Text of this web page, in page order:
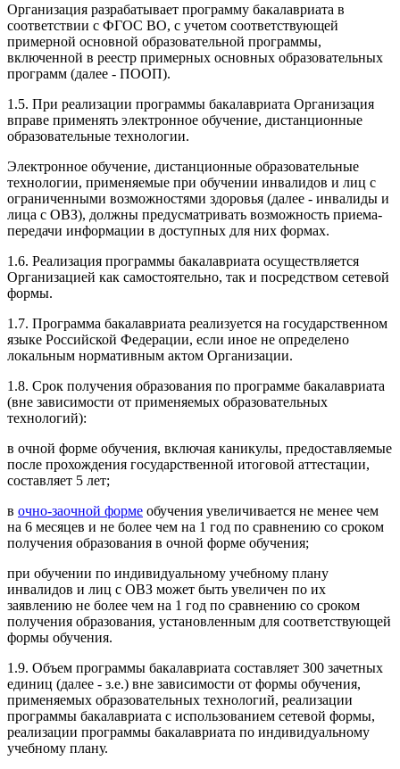
Организация разрабатывает программу бакалавриата в
соответствии с ФГОС ВО, с учетом соответствующей
примерной основной образовательной программы,
включенной в реестр примерных основных образовательных
программ (далее - ПООП).
1.5. При реализации программы бакалавриата Организация
вправе применять электронное обучение, дистанционные
образовательные технологии.
Электронное обучение, дистанционные образовательные
технологии, применяемые при обучении инвалидов и лиц с
ограниченными возможностями здоровья (далее - инвалиды и
лица с ОВЗ), должны предусматривать возможность приема-
передачи информации в доступных для них формах.
1.6. Реализация программы бакалавриата осуществляется
Организацией как самостоятельно, так и посредством сетевой
формы.
1.7. Программа бакалавриата реализуется на государственном
языке Российской Федерации, если иное не определено
локальным нормативным актом Организации.
1.8. Срок получения образования по программе бакалавриата
(вне зависимости от применяемых образовательных
технологий):
в очной форме обучения, включая каникулы, предоставляемые
после прохождения государственной итоговой аттестации,
составляет 5 лет;
в очно-заочной форме обучения увеличивается не менее чем
на 6 месяцев и не более чем на 1 год по сравнению со сроком
получения образования в очной форме обучения;
при обучении по индивидуальному учебному плану
инвалидов и лиц с ОВЗ может быть увеличен по их
заявлению не более чем на 1 год по сравнению со сроком
получения образования, установленным для соответствующей
формы обучения.
1.9. Объем программы бакалавриата составляет 300 зачетных
единиц (далее - з.е.) вне зависимости от формы обучения,
применяемых образовательных технологий, реализации
программы бакалавриата с использованием сетевой формы,
реализации программы бакалавриата по индивидуальному
учебному плану.